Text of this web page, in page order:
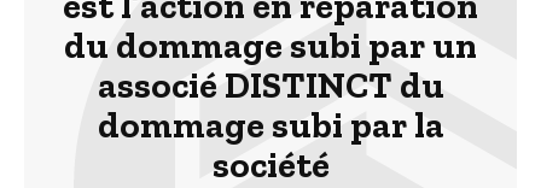
du dommage subi par un
associé DISTINCT du
dommage subi par la
société